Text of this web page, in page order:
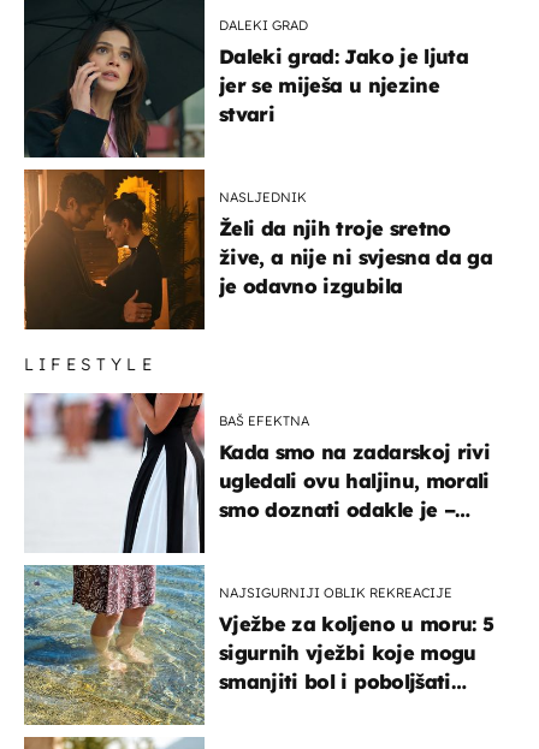
DALEKI GRAD
Daleki grad: Jako je ljuta
jer se miješa u njezine
stvari
NASLJEDNIK
Želi da njih troje sretno
žive, a nije ni svjesna da ga
je odavno izgubila
LIFESTYLE
BAŠ EFEKTNA
Kada smo na zadarskoj rivi
ugledali ovu haljinu, morali
smo doznati odakle je –
NAJSIGURNIJI OBLIK REKREACIJE
Vježbe za koljeno u moru: 5
sigurnih vježbi koje mogu
smanjiti bol i poboljšati